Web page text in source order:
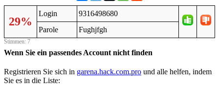
29%
Login
9316498680
Parole
Fughjfgh
Stimmen: 7
Wenn Sie ein passendes Account nicht finden
Registrieren Sie sich in garena.hack.com.pro und alle helfen, indem
Sie es in die Liste: